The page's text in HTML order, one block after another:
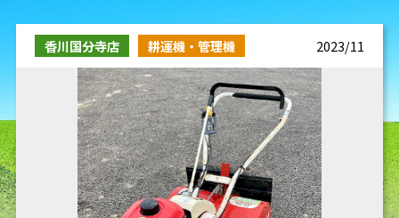
取り扱い商品
販売中の農機具
よく頂く質問
お問い合わせ
香川国分寺店 耕運機・管理機 2023/11